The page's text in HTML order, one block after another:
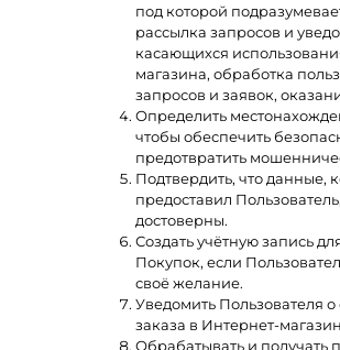
под которой
рассылка запросов и
касающихся
магазина, обработка
запросов и заявок,
Определить
чтобы обеспечить
предотвратить
Подтвердить, что данные,
предоставил
достоверны.
Создать учётную запись
Покупок, если
своё желание.
Уведомить Пользователя о
заказа в Интернет-
Обрабатывать и получать